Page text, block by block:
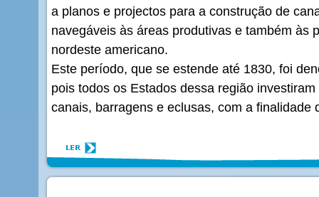
a planos e projectos para a construção de
navegáveis às áreas produtivas e também às
nordeste americano.
Este período, que se estende até 1830, foi
pois todos os Estados dessa região
canais, barragens e eclusas, com a finalidade